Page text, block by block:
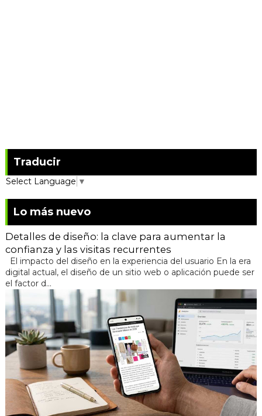
Traducir
Select Language ▼
Lo más nuevo
Detalles de diseño: la clave para aumentar la
confianza y las visitas recurrentes
El impacto del diseño en la experiencia del usuario En la era
digital actual, el diseño de un sitio web o aplicación puede ser
el factor d...